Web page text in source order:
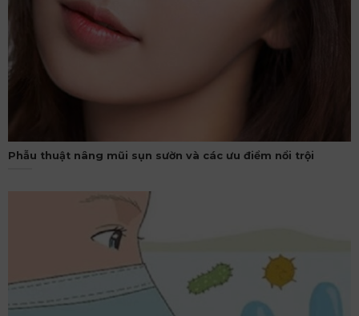
Phẫu thuật nâng mũi sụn sườn và các ưu điểm nổi trội